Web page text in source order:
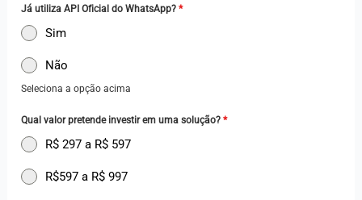
Já utiliza API Oficial do WhatsApp?*
Sim
Não
Seleciona a opção acima
Qual valor pretende investir em uma solução?*
R$ 297 a R$ 597
R$597 a R$ 997